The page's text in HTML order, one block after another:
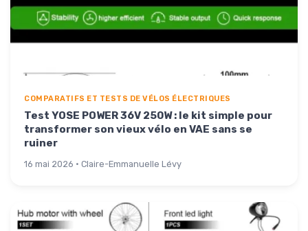
COMPARATIFS ET TESTS DE VÉLOS ÉLECTRIQUES
Test YOSE POWER 36V 250W : le kit simple pour
transformer son vieux vélo en VAE sans se
ruiner
16 mai 2026 · Claire-Emmanuelle Lévy